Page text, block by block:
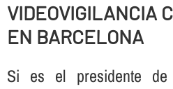
VIDEOVIGILANCIA
EN BARCELONA
Si es el presidente de